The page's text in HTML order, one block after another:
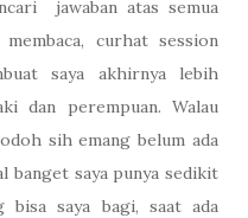
jawaban atas semua
curhat session
saya akhirnya lebih
dan perempuan. Walau
sih emang belum ada
banget saya punya sedikit
bisa saya bagi, saat ada